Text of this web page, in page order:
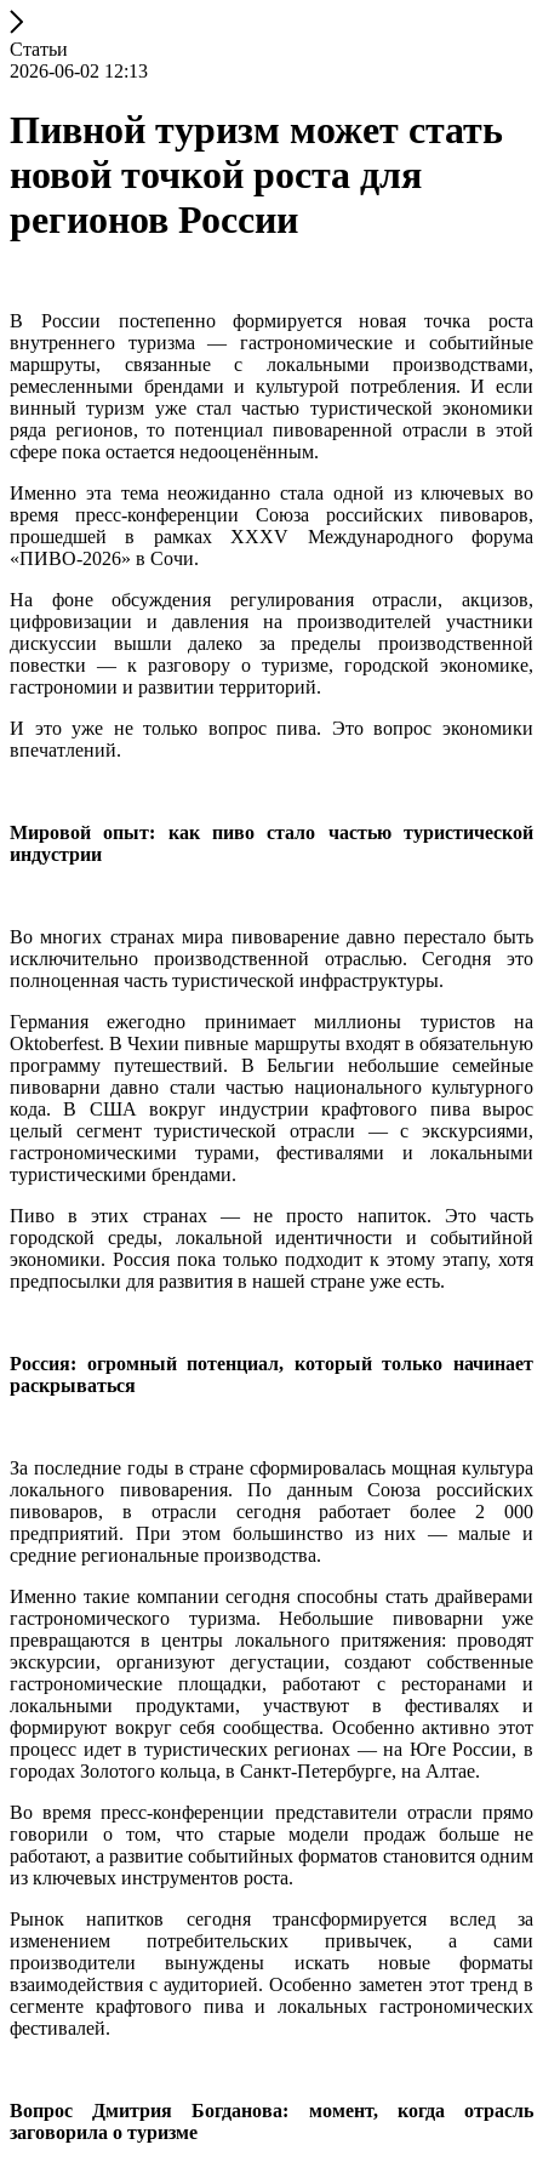
Статьи
2026-06-02 12:13
Пивной туризм может стать
новой точкой роста для
регионов России
В России постепенно формируется новая точка роста
внутреннего туризма — гастрономические и событийные
маршруты, связанные с локальными производствами,
ремесленными брендами и культурой потребления. И если
винный туризм уже стал частью туристической экономики
ряда регионов, то потенциал пивоваренной отрасли в этой
сфере пока остается недооценённым.
Именно эта тема неожиданно стала одной из ключевых во
время пресс-конференции Союза российских пивоваров,
прошедшей в рамках XXXV Международного форума
«ПИВО-2026» в Сочи.
На фоне обсуждения регулирования отрасли, акцизов,
цифровизации и давления на производителей участники
дискуссии вышли далеко за пределы производственной
повестки — к разговору о туризме, городской экономике,
гастрономии и развитии территорий.
И это уже не только вопрос пива. Это вопрос экономики
впечатлений.
Мировой опыт: как пиво стало частью туристической
индустрии
Во многих странах мира пивоварение давно перестало быть
исключительно производственной отраслью. Сегодня это
полноценная часть туристической инфраструктуры.
Германия ежегодно принимает миллионы туристов на
Oktoberfest. В Чехии пивные маршруты входят в обязательную
программу путешествий. В Бельгии небольшие семейные
пивоварни давно стали частью национального культурного
кода. В США вокруг индустрии крафтового пива вырос
целый сегмент туристической отрасли — с экскурсиями,
гастрономическими турами, фестивалями и локальными
туристическими брендами.
Пиво в этих странах — не просто напиток. Это часть
городской среды, локальной идентичности и событийной
экономики. Россия пока только подходит к этому этапу, хотя
предпосылки для развития в нашей стране уже есть.
Россия: огромный потенциал, который только начинает
раскрываться
За последние годы в стране сформировалась мощная культура
локального пивоварения. По данным Союза российских
пивоваров, в отрасли сегодня работает более 2 000
предприятий. При этом большинство из них — малые и
средние региональные производства.
Именно такие компании сегодня способны стать драйверами
гастрономического туризма. Небольшие пивоварни уже
превращаются в центры локального притяжения: проводят
экскурсии, организуют дегустации, создают собственные
гастрономические площадки, работают с ресторанами и
локальными продуктами, участвуют в фестивалях и
формируют вокруг себя сообщества. Особенно активно этот
процесс идет в туристических регионах — на Юге России, в
городах Золотого кольца, в Санкт-Петербурге, на Алтае.
Во время пресс-конференции представители отрасли прямо
говорили о том, что старые модели продаж больше не
работают, а развитие событийных форматов становится одним
из ключевых инструментов роста.
Рынок напитков сегодня трансформируется вслед за
изменением потребительских привычек, а сами
производители вынуждены искать новые форматы
взаимодействия с аудиторией. Особенно заметен этот тренд в
сегменте крафтового пива и локальных гастрономических
фестивалей.
Вопрос Дмитрия Богданова: момент, когда отрасль
заговорила о туризме